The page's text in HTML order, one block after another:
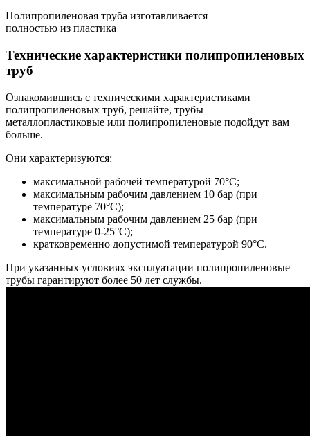
Полипропиленовая труба изготавливается
полностью из пластика
Технические характеристики полипропиленовых
труб
Ознакомившись с техническими характеристиками
полипропиленовых труб, решайте, трубы
металлопластиковые или полипропиленовые подойдут вам
больше.
Они характеризуются:
максимальной рабочей температурой 70°C;
максимальным рабочим давлением 10 бар (при
температуре 70°C);
максимальным рабочим давлением 25 бар (при
температуре 0-25°С);
кратковременно допустимой температурой 90°С.
При указанных условиях эксплуатации полипропиленовые
трубы гарантируют более 50 лет службы.